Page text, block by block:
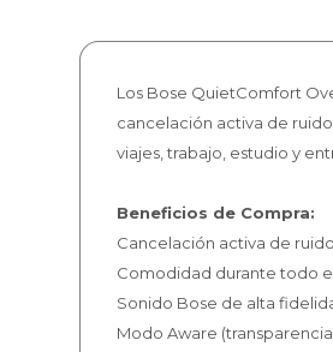
Los Bose QuietComfort
cancelación activa de
viajes, trabajo, estudio y
Beneficios de Compra:
Cancelación activa de
Comodidad durante todo
Sonido Bose de alta
Modo Aware